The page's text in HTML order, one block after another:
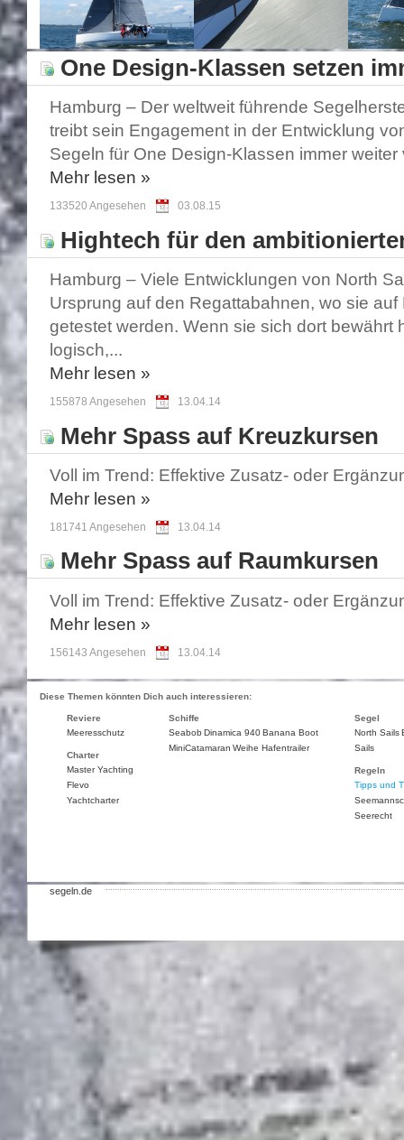
One Design-Klassen setzen
Hamburg – Der weltweit führende
treibt sein Engagement in der Entwicklung
Segeln für One Design-Klassen immer
Mehr lesen »
133520 Angesehen 03.08.15
Hightech für den
Hamburg – Viele Entwicklungen von North
Ursprung auf den Regattabahnen, wo sie auf
getestet werden. Wenn sie sich dort bewährt
logisch,...
Mehr lesen »
155878 Angesehen 13.04.14
Mehr Spass auf Kreuzkursen
Voll im Trend: Effektive Zusatz- oder
Mehr lesen »
181741 Angesehen 13.04.14
Mehr Spass auf Raumkursen
Voll im Trend: Effektive Zusatz- oder
Mehr lesen »
156143 Angesehen 13.04.14
Diese Themen könnten Dich auch interessieren:
Reviere
Meeresschutz
Charter
Master Yachting
Flevo
Yachtcharter
Schiffe
Seabob Dinamica 940Banana Boot
MiniCatamaran Weihe Hafentrailer
Segel
North Sails
Sails
Regeln
Tipps und
Seerecht
segeln.de